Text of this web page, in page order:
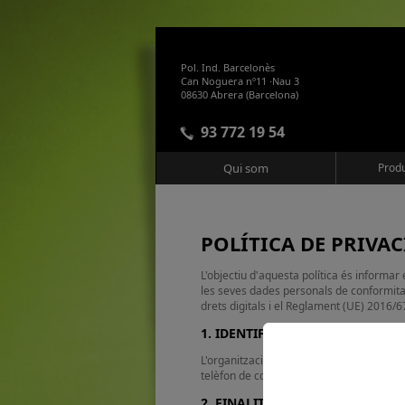
Pol. Ind. Barcelonès
Can Noguera nº11 ·Nau 3
08630 Abrera (Barcelona)
93 772 19 54
Qui som
POLÍTICA DE
L'objectiu d'aquesta política és
les seves dades personals de
drets digitals i el Reglament (UE) 2016/
1. IDENTIFICACIÓ I DADES DE
L'organització NOU RÈTOL, S.L.,
telèfon de contacte: 937721954 i correu